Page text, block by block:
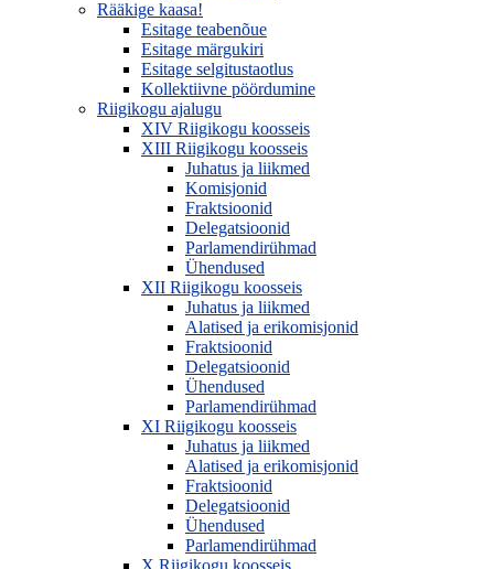
Rääkige kaasa!
Esitage teabenõue
Esitage märgukiri
Esitage selgitustaotlus
Kollektiivne pöördumine
Riigikogu ajalugu
XIV Riigikogu koosseis
XIII Riigikogu koosseis
Juhatus ja liikmed
Komisjonid
Fraktsioonid
Delegatsioonid
Parlamendirühmad
Ühendused
XII Riigikogu koosseis
Juhatus ja liikmed
Alatised ja erikomisjonid
Fraktsioonid
Delegatsioonid
Ühendused
Parlamendirühmad
XI Riigikogu koosseis
Juhatus ja liikmed
Alatised ja erikomisjonid
Fraktsioonid
Delegatsioonid
Ühendused
Parlamendirühmad
X Riigikogu koosseis